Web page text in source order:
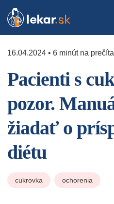
16.04.2024 • 6 minút na
Pacienti s
pozor.
žiadať o
diétu
cukrovka ochorenia